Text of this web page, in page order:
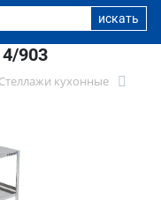
903
Стеллажи кухонные